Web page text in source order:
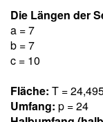
Die Längen der
a = 7
b = 7
c = 10
Fläche: T = 24,49
Umfang: p = 24